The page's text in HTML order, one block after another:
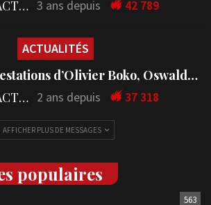
LA REDACTION 3 ans depuis 42 789
ACTUALITÉS
d’Olivier Boko, Oswald…
LA REDACTION 2 ans depuis 37 318
AFFICHER PLUS DE MESSAGES
populaires
563